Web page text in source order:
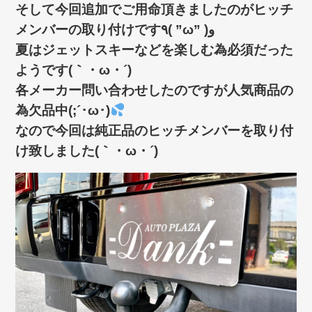
そして今回追加でご用命頂きましたのがヒッチ
メンバーの取り付けです٩( ”ω” )و
夏はジェットスキーなどを楽しむ為必須だった
ようです(｀・ω・´)ゞ
各メーカー問い合わせしたのですが人気商品の
為欠品中(;´･ω･)
なので今回は純正品のヒッチメンバーを取り付
け致しました(｀・ω・´)ゞ